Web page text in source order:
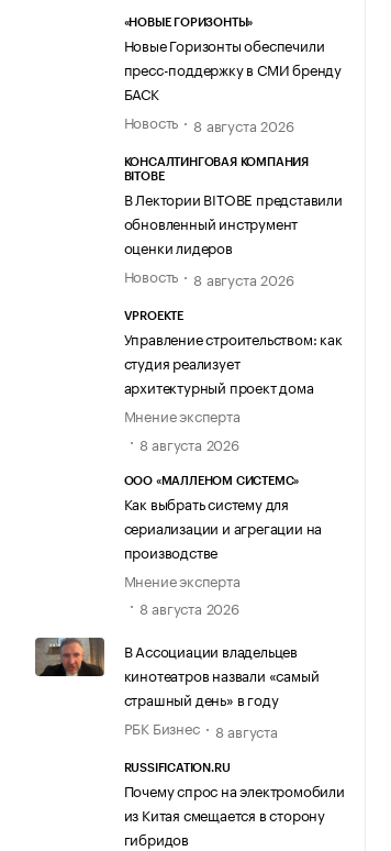
«НОВЫЕ ГОРИЗОНТЫ»
Новые Горизонты обеспечили
пресс-поддержку в СМИ бренду
БАСК
Новость
8 августа 2026
КОНСАЛТИНГОВАЯ КОМПАНИЯ
BITOBE
В Лектории BITOBE представили
обновленный инструмент
оценки лидеров
Новость
8 августа 2026
VPROEKTE
Управление строительством: как
студия реализует
архитектурный проект дома
Мнение эксперта
8 августа 2026
ООО «МАЛЛЕНОМ СИСТЕМС»
Как выбрать систему для
сериализации и агрегации на
производстве
Мнение эксперта
8 августа 2026
В Ассоциации владельцев
кинотеатров назвали «самый
страшный день» в году
РБК Бизнес
8 августа
RUSSIFICATION.RU
Почему спрос на электромобили
из Китая смещается в сторону
гибридов